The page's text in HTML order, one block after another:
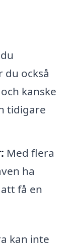
också
kanske
tidigare
Med flera
ha
få en
kan inte